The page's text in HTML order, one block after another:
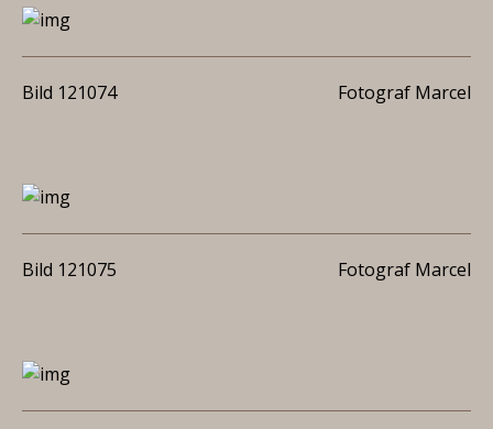
Bild 121074 Fotograf Marcel
Bild 121075 Fotograf Marcel